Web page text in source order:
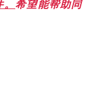
希望能帮助同